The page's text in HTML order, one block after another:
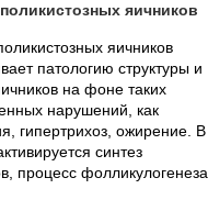
яичников
яичников
патологию структуры и
на фоне таких
нарушений, как
гипертрихоз, ожирение. В
синтез
процесс фолликулогенеза.